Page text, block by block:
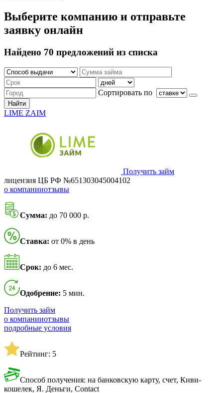
Выберите компанию и отправьте
заявку онлайн
Найдено 70 предложений из списка
Сортировать по
Найти
LIME ZAIM
Получить займ
лицензия ЦБ РФ №651303045004102
о компанииотзывы
Сумма: до 70 000 р.
Ставка: от 0% в день
Срок: до 6 мес.
Одобрение: 5 мин.
Получить займ
о компанииотзывы
подробные условия
Рейтинг: 5
Способ получения: на банковскую карту, счет, Киви-
кошелек, Я. Деньги, Contact